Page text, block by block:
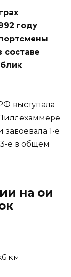
году
составе
выступала
1-е
3-е в общем
на ои
км